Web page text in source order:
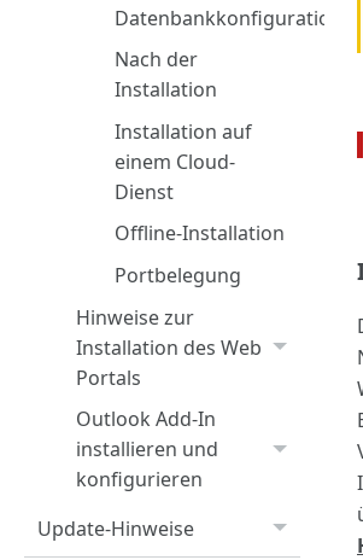
Datenbankkonfiguration
Nach der
Installation
Installation auf
einem Cloud-
Dienst
Offline-Installation
Portbelegung
Hinweise zur
Installation des Web
Portals
Outlook Add-In
installieren und
konfigurieren
Update-Hinweise